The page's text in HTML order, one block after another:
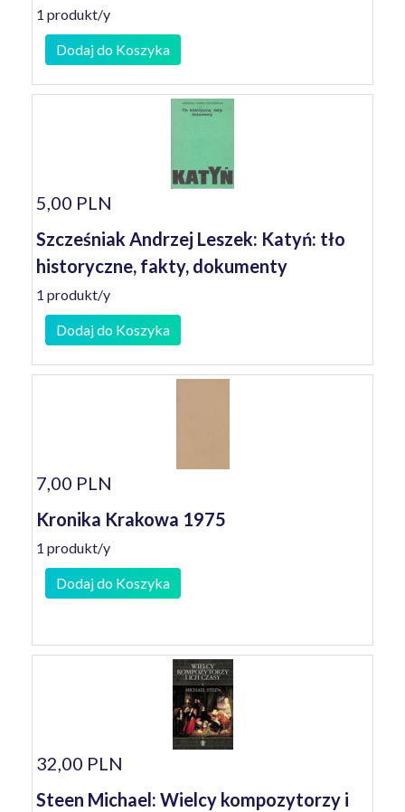
1 produkt/y
Dodaj do Koszyka
5,00 PLN
Szcześniak Andrzej Leszek: Katyń: tło
historyczne, fakty, dokumenty
1 produkt/y
Dodaj do Koszyka
7,00 PLN
Kronika Krakowa 1975
1 produkt/y
Dodaj do Koszyka
32,00 PLN
Steen Michael: Wielcy kompozytorzy i